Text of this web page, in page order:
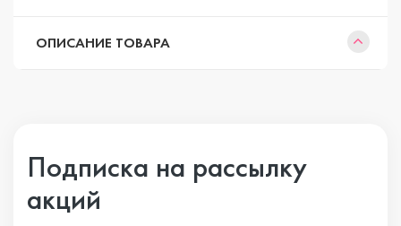
ОПИСАНИЕ ТОВАРА
Подписка на рассылку
акций